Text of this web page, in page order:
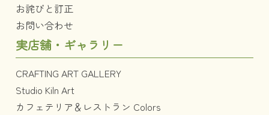
お詫びと訂正
お問い合わせ
実店舗・ギャラリー
CRAFTING ART GALLERY
Studio Kiln Art
カフェテリア＆レストラン Colors